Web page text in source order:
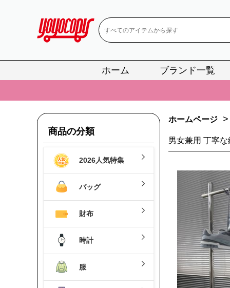
ホーム ブランド一覧
📢 当店は正真
📢
📢 新作入荷！
📢 当店は正真
新作入荷！
商品の分類
2026人気特集
バッグ
財布
時計
服
ホームページ >
男女兼用 丁寧